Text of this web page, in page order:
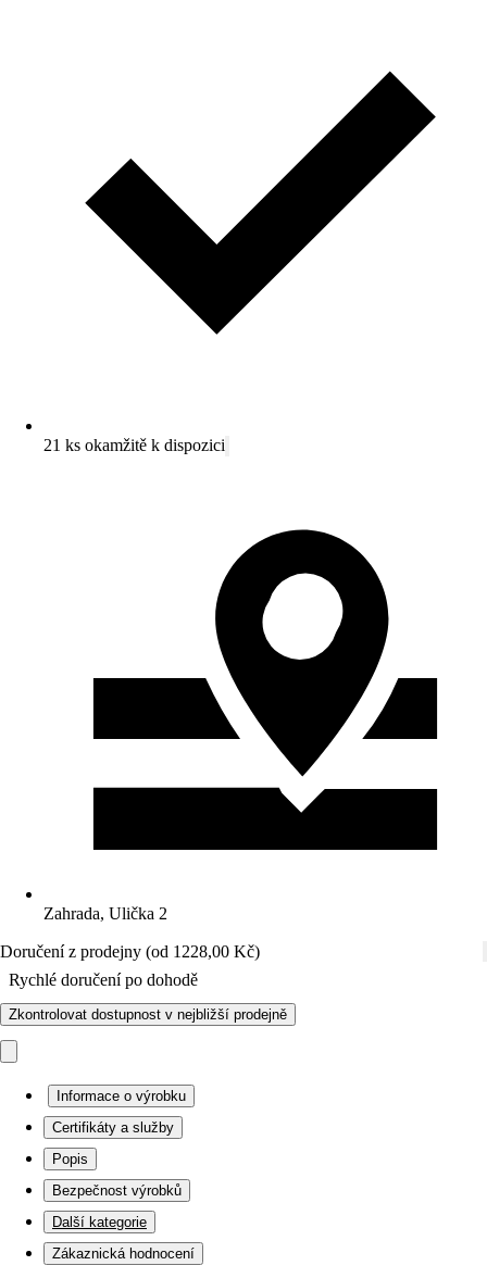
21 ks okamžitě k dispozici
Zahrada, Ulička 2
Doručení z prodejny (od 1228,00 Kč)
Rychlé doručení po dohodě
Zkontrolovat dostupnost v nejbližší prodejně
Informace o výrobku
Certifikáty a služby
Popis
Bezpečnost výrobků
Další kategorie
Zákaznická hodnocení